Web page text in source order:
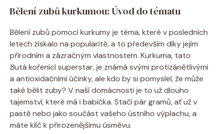
Bělení zubů kurkumou: Úvod do tématu
Bělení zubů pomocí kurkumy je téma, které v posledních
letech získalo na popularitě, a to především díky jejím
přírodním a zázračným vlastnostem. Kurkuma, tato
žlutá kořenící superstar, je známá svými protizánětlivými
a antioxidačními účinky, ale kdo by si pomyslel, že může
také bělit zuby? V naší domácnosti je to už dlouho
tajemství, které má i babička. Stačí pár gramů, ať už v
pastě nebo jako součást vašeho ústního výplachu, a
máte klíč k přirozenějšímu úsměvu.